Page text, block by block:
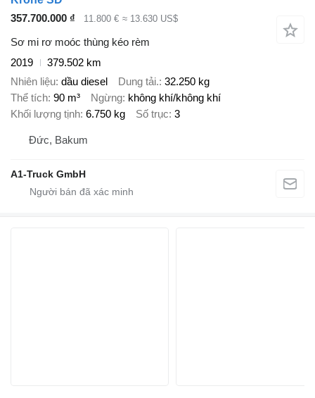
357.700.000 ₫
11.800 € ≈ 13.630 US$
Sơ mi rơ moóc thùng kéo rèm
2019
379.502 km
Nhiên liệu dầu diesel Dung tải. 32.250 kg
Thể tích 90 m³ Ngừng không khí/không khí
Khối lượng tịnh 6.750 kg Số trục 3
Đức, Bakum
A1-Truck GmbH